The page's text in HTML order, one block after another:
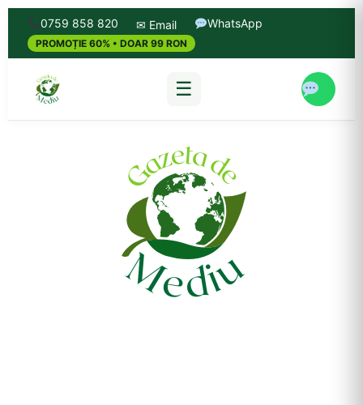
0759 858 820 ✉ Email WhatsApp
PROMOȚIE 60% • DOAR 99 RON
☰